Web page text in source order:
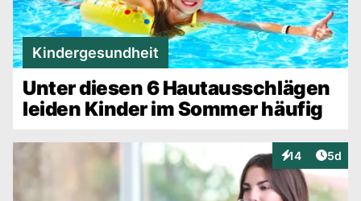
Kindergesundheit
Unter diesen 6 Hautausschlägen
leiden Kinder im Sommer häufig
14
Interaktionen
5d